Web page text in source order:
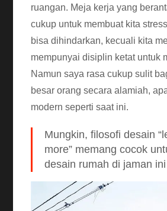
ruangan. Meja kerja yang
cukup untuk membuat kita
bisa dihindarkan, kecuali kita
mempunyai disiplin ketat untuk
Namun saya rasa cukup sulit
besar orang secara alamiah,
modern seperti saat ini.
Mungkin, filosofi desain
more” memang cocok
desain rumah di jaman